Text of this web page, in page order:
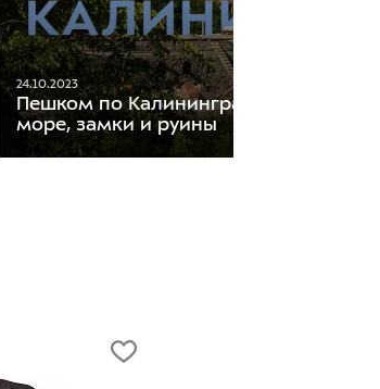
24.10.2023
Пешком по Калининградской области:
море, замки и руины